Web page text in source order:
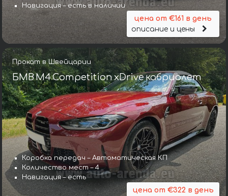
Навигация – есть в наличии
цена от €161 в день
описание и цены
Прокат в Швейцарии
БМВ M4 Competition xDrive кабриолет
Коробка передач – Автоматическая КП
Количество мест – 4
Навигация – есть
цена от €322 в день